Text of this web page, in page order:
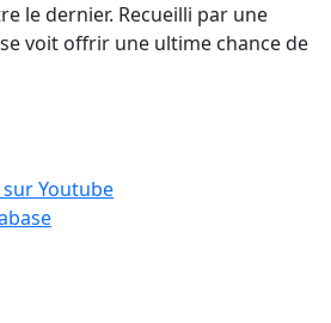
le dernier. Recueilli par une
voit offrir une ultime chance de
Youtube